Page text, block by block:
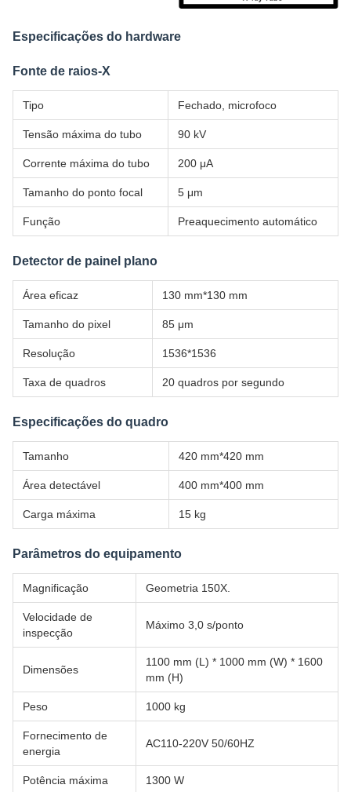
Especificações do hardware
Fonte de raios-X
Tipo Fechado, microfoco
Tensão máxima do tubo 90 kV
Corrente máxima do tubo 200 μA
Tamanho do ponto focal 5 μm
Função Preaquecimento automático
Detector de painel plano
Área eficaz 130 mm*130 mm
Tamanho do pixel 85 μm
Resolução 1536*1536
Taxa de quadros 20 quadros por segundo
Especificações do quadro
Tamanho 420 mm*420 mm
Área detectável 400 mm*400 mm
Carga máxima 15 kg
Parâmetros do equipamento
Magnificação Geometria 150X.
Velocidade de
inspecção
Máximo 3,0 s/ponto
Dimensões
1100 mm (L) * 1000 mm (W) * 1600
mm (H)
Peso 1000 kg
Fornecimento de
energia
AC110-220V 50/60HZ
Potência máxima 1300 W